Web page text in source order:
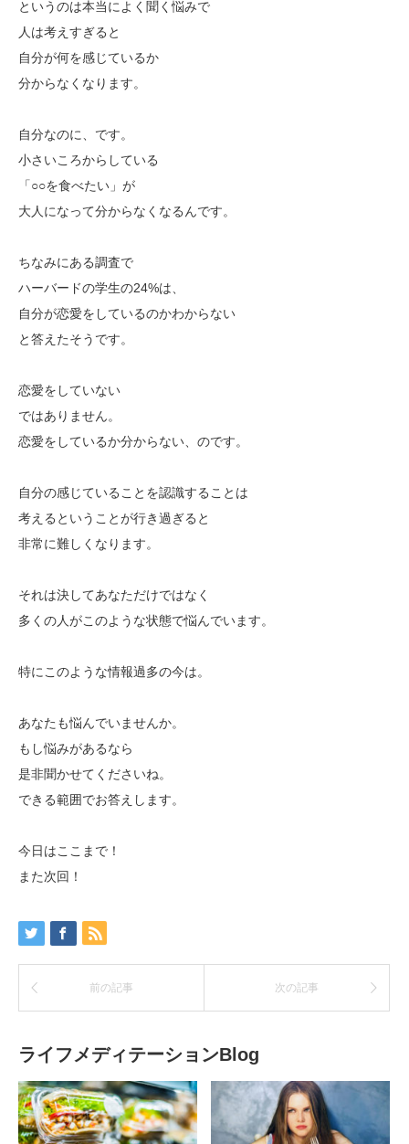
というのは本当によく聞く悩みで
人は考えすぎると
自分が何を感じているか
分からなくなります。
自分なのに、です。
小さいころからしている
「○○を食べたい」が
大人になって分からなくなるんです。
ちなみにある調査で
ハーバードの学生の24%は、
自分が恋愛をしているのかわからない
と答えたそうです。
恋愛をしていない
ではありません。
恋愛をしているか分からない、のです。
自分の感じていることを認識することは
考えるということが行き過ぎると
非常に難しくなります。
それは決してあなただけではなく
多くの人がこのような状態で悩んでいます。
特にこのような情報過多の今は。
あなたも悩んでいませんか。
もし悩みがあるなら
是非聞かせてくださいね。
できる範囲でお答えします。
今日はここまで！
また次回！
前の記事 次の記事
ライフメディテーションBlog